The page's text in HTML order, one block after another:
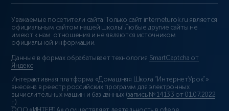
Уважаемые посетители сайта! Только сайт interneturok.ru является
официальным сайтом нашей школы! Любые другие сайты не
имеют к нам отношения и не являются источником
официальной информации.
Данные в формах обрабатывает технология SmartCaptcha от
Яндекс
Интерактивная платформа «Домашняя Школа “ИнтернетУрок”»
внесена в реестр российских программ для электронных
вычислительных машин и баз данных (запись № 14133 от 01.07.2022
г.).